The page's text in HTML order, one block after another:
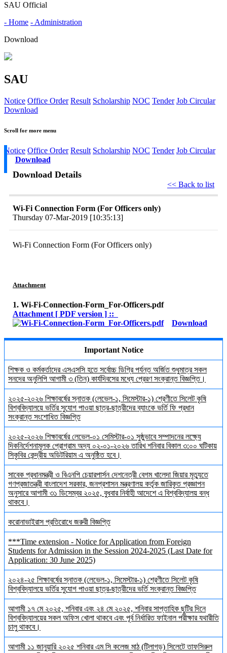
SAU Official
- Home - Administration
Download
SAU
Notice Office Order Result Scholarship NOC Tender Job Circular
Download
Scroll for more menu
Notice Office Order Result Scholarship NOC Tender Job Circular
Download
Download Details
<< Back to list
Wi-Fi Connection Form (For Officers only)
Thursday 07-Mar-2019 [10:35:13]
Wi-Fi Connection Form (For Officers only)
Attachment
1. Wi-Fi-Connection-Form_For-Officers.pdf
Attachment [ PDF version ] ::
Download
Important Notice
শিক্ষক ও কর্মকর্তাদের এসএসসি হতে সর্বোচ্চ ডিগ্রি পর্যন্ত অর্জিত শুধুমাত্র সকল
সনদের অনুলিপি আগামী ৩ (তিন) কার্যদিবসের মধ্যে প্রেরণ সংক্রান্ত বিজ্ঞপ্তি।
২০২৫-২০২৬ শিক্ষাবর্ষের স্নাতক (লেভেল-১, সিমেস্টার-১) শ্রেণীতে সিলেট কৃষি
বিশ্ববিদ্যালয়ে ভর্তির সুযোগ পাওয়া ছাত্র-ছাত্রীদের ব্যাংকে ভর্তি ফি প্রধান
সংক্রান্ত সংশোধিত বিজ্ঞপ্তি
২০২৫-২০২৬ শিক্ষাবর্ষের লেভেল-০১ সেমিস্টার-০১ সুষ্ঠুভাবে সম্পাদনের লক্ষ্যে
দিকনির্দেশনামূলক প্রোগ্রাম অদ্য ০২-০১-২০২৬ তারিখ শনিবার বিকাল ৩:০০ ঘটিকায়
সিকৃবির কেন্দ্রীয় অডিটরিয়াম এ অনুষ্ঠিত হবে।
সাবেক প্রধানমন্ত্রী ও বিএনপি চেয়ারপার্সন দেশনেত্রী বেগম খালেদা জিয়ার মৃত্যুতে
গণপ্রজাতন্ত্রী বাংলাদেশ সরকার, জনপ্রশাসন মন্ত্রণালয় কর্তৃক জারিকৃত প্রজ্ঞাপন
অনুসারে আগামী ৩১ ডিসেম্বর ২০২৫, বুধবার নির্বাহী আদেশে এ বিশ্ববিদ্যালয় বন্ধ
থাকবে।
করোনাভাইরাস প্রতিরোধে জরুরী বিজ্ঞপ্তি
***Time extension - Notice for Application from Foreign
Students for Admission in the Session 2024-2025 (Last Date for
Application: 30 June 2025)
২০২৪-২৫ শিক্ষাবর্ষের স্নাতক (লেভেল-১, সিমেস্টার-১) শ্রেণীতে সিলেট কৃষি
বিশ্ববিদ্যালয়ে ভর্তির সুযোগ পাওয়া ছাত্র-ছাত্রীদের ভর্তি সংক্রান্ত বিজ্ঞপ্তি
আগামী ১৭ মে ২০২৫, শনিবার এবং ২৪ মে ২০২৫, শনিবার সাপ্তাহিক ছুটির দিনে
বিশ্ববিদ্যালয়ের সকল অফিস খোলা থাকবে এবং পূর্ব নির্ধারিত ফাইনাল পরীক্ষার যথারীতি
চালু থাকবে।
আগামী ১১ জানুয়ারি ২০২৫ শনিবার এম সি কলেজ মাঠ (টিলাগড়) সিলেটে তাফসিরুল